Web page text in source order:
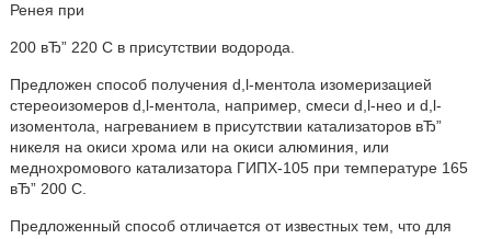
Ренея при
200 вЂ” 220 С в присутствии водорода.
Предложен способ получения d,l-ментола изомеризацией
стереоизомеров d,l-ментола, например, смеси d,l-нео и d,l-
изоментола, нагреванием в присутствии катализаторов вЂ”
никеля на окиси хрома или на окиси алюминия, или
меднохромового катализатора ГИПХ-105 при температуре 165
вЂ” 200 С.
Предложенный способ отличается от известных тем, что для